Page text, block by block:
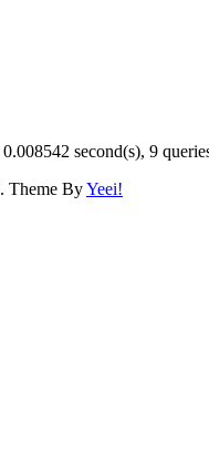
0.008542 second(s), 9
. Theme ByYeei!